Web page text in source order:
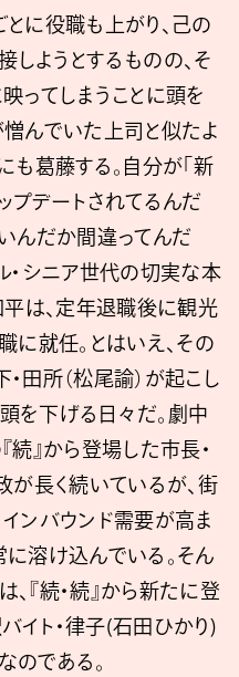
に役職も上がり、己の
ようとするものの、そ
ってしまうことに頭を
んでいた上司と似たよ
も葛藤する。自分が「新
プデートされてるんだ
んだか間違ってんだ
・シニア世代の切実な本
平は、定年退職後に観光
に就任。とはいえ、その
田所（松尾諭）が起こし
を下げる日々だ。劇中
続』から登場した市長・
長く続いているが、街
ンバウンド需要が高ま
溶け込んでいる。そん
『続・続』から新たに登
イト・律子(石田ひかり)
のである。